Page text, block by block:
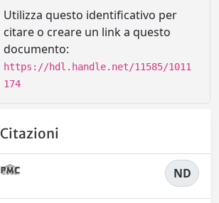
Utilizza questo identificativo per
citare o creare un link a questo
documento:
https://hdl.handle.net/11585/1011
174
Citazioni
ND